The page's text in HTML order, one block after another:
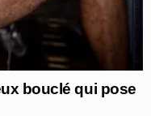
bouclé qui pose